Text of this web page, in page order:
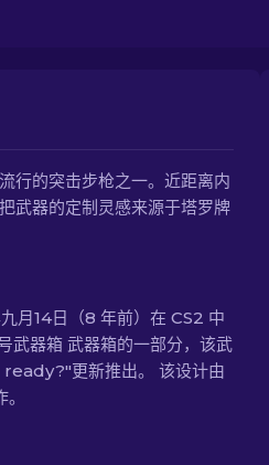
行的突击步枪之一。近距离内
武器的定制灵感来源于塔罗牌
月14日（8 年前）在 CS2 中
武器箱 武器箱的一部分，该武
更新推出。 该设计由